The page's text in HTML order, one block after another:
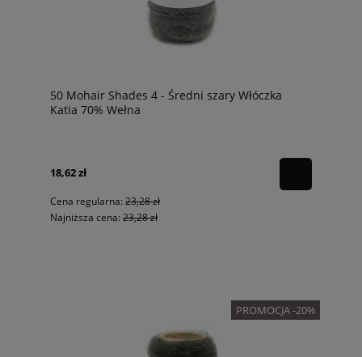
50 Mohair Shades 4 - Średni szary Włóczka
Katia 70% Wełna
18,62 zł
Cena regularna: 23,28 zł
Najniższa cena: 23,28 zł
PROMOCJA -20%